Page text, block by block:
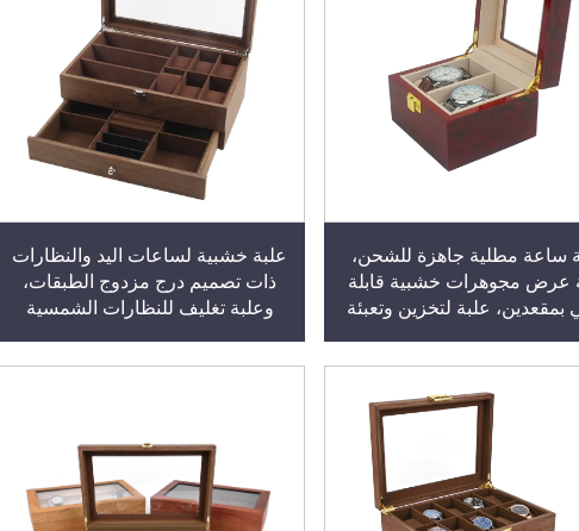
ساعة مطلية جاهزة للشحن،
عرض مجوهرات خشبية قابلة
بمقعدين، علبة لتخزين وتعبئة
علبة خشبية لساعات اليد والنظارات
ذات تصميم درج مزدوج الطبقات،
وعلبة تغليف للنظارات الشمسية